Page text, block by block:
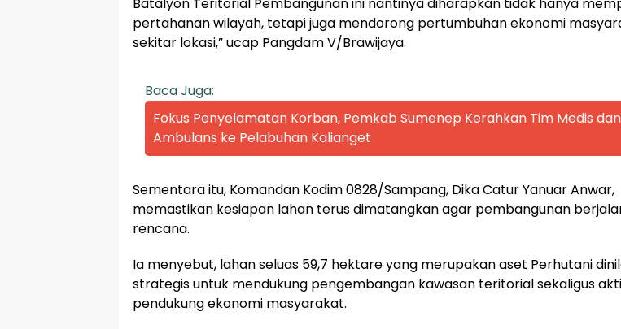
Batalyon Teritorial Pembangunan ini nantinya diharapkan tidak hanya
pertahanan wilayah, tetapi juga mendorong pertumbuhan ekonomi
sekitar lokasi,” ucap Pangdam V/Brawijaya.
Baca Juga:
Fokus Penyelamatan Korban, Pemkab Sumenep Kerahkan Tim Medis dan
Ambulans ke Pelabuhan Kalianget
Sementara itu, Komandan Kodim 0828/Sampang, Dika Catur Yanuar Anwar,
memastikan kesiapan lahan terus dimatangkan agar pembangunan
rencana.
Ia menyebut, lahan seluas 59,7 hektare yang merupakan aset Perhutani
strategis untuk mendukung pengembangan kawasan teritorial sekaligus
pendukung ekonomi masyarakat.